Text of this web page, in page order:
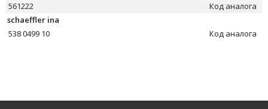
561222
Код аналога
schaeffler ina
538 0499 10
Код аналога